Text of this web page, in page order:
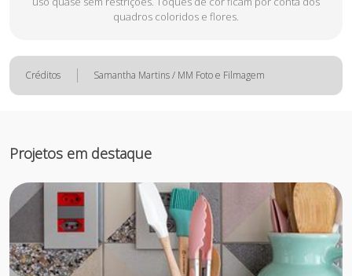
quadros coloridos e flores.
Créditos Samantha Martins / MM Foto e Filmagem
Projetos em destaque